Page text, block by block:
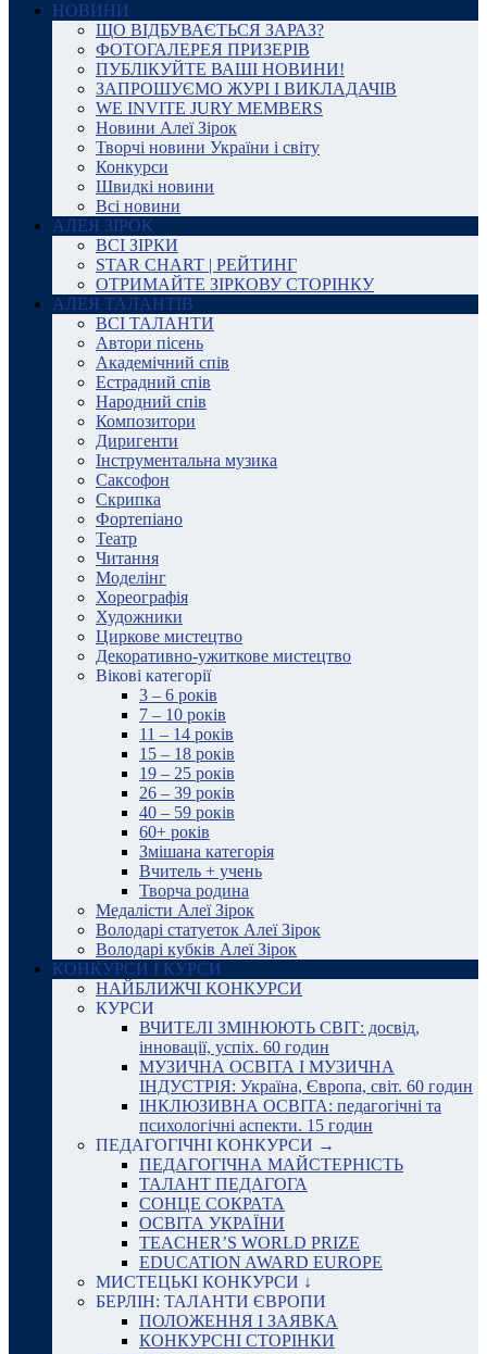
НОВИНИ
ЩО ВІДБУВАЄТЬСЯ ЗАРАЗ?
ФОТОГАЛЕРЕЯ ПРИЗЕРІВ
ПУБЛІКУЙТЕ ВАШІ НОВИНИ!
ЗАПРОШУЄМО ЖУРІ І ВИКЛАДАЧІВ
WE INVITE JURY MEMBERS
Новини Алеї Зірок
Творчі новини України і світу
Конкурси
Швидкі новини
Всі новини
АЛЕЯ ЗІРОК
ВСІ ЗІРКИ
STAR CHART | РЕЙТИНГ
ОТРИМАЙТЕ ЗІРКОВУ СТОРІНКУ
АЛЕЯ ТАЛАНТІВ
ВСІ ТАЛАНТИ
Автори пісень
Академічний спів
Естрадний спів
Народний спів
Композитори
Диригенти
Інструментальна музика
Саксофон
Скрипка
Фортепіано
Театр
Читання
Моделінг
Хореографія
Художники
Циркове мистецтво
Декоративно-ужиткове мистецтво
Вікові категорії
3 – 6 років
7 – 10 років
11 – 14 років
15 – 18 років
19 – 25 років
26 – 39 років
40 – 59 років
60+ років
Змішана категорія
Вчитель + учень
Творча родина
Медалісти Алеї Зірок
Володарі статуеток Алеї Зірок
Володарі кубків Алеї Зірок
КОНКУРСИ І КУРСИ
НАЙБЛИЖЧІ КОНКУРСИ
КУРСИ
ВЧИТЕЛІ ЗМІНЮЮТЬ СВІТ: досвід,
інновації, успіх. 60 годин
МУЗИЧНА ОСВІТА І МУЗИЧНА
ІНДУСТРІЯ: Україна, Європа, світ. 60 годин
ІНКЛЮЗИВНА ОСВІТА: педагогічні та
психологічні аспекти. 15 годин
ПЕДАГОГІЧНІ КОНКУРСИ →
ПЕДАГОГІЧНА МАЙСТЕРНІСТЬ
ТАЛАНТ ПЕДАГОГА
СОНЦЕ СОКРАТА
ОСВІТА УКРАЇНИ
TEACHER’S WORLD PRIZE
EDUCATION AWARD EUROPE
МИСТЕЦЬКІ КОНКУРСИ ↓
БЕРЛІН: ТАЛАНТИ ЄВРОПИ
ПОЛОЖЕННЯ І ЗАЯВКА
КОНКУРСНІ СТОРІНКИ